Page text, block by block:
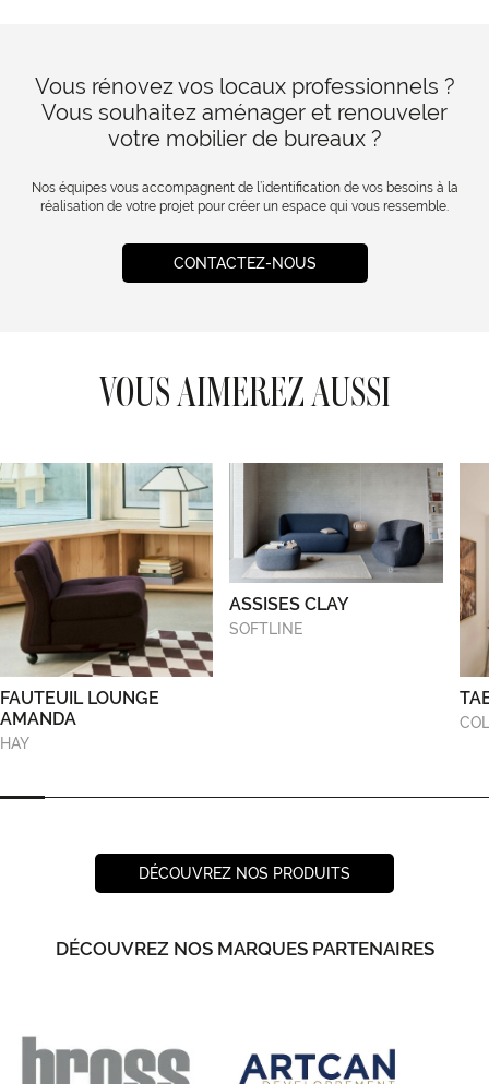
Vous rénovez vos locaux professionnels ?
Vous souhaitez aménager et renouveler
votre mobilier de bureaux ?
Nos équipes vous accompagnent de l’identification de vos besoins à la
réalisation de votre projet pour créer un espace qui vous ressemble.
CONTACTEZ-NOUS
VOUS AIMEREZ AUSSI
FAUTEUIL LOUNGE
AMANDA
HAY
ASSISES CLAY
SOFTLINE
DÉCOUVREZ NOS PRODUITS
DÉCOUVREZ NOS MARQUES PARTENAIRES